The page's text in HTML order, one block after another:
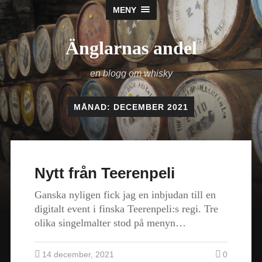
MENY
Änglarnas andel
en blogg om whisky
MÅNAD: DECEMBER 2021
Nytt från Teerenpeli
Ganska nyligen fick jag en inbjudan till en
digitalt event i finska Teerenpeli:s regi. Tre
olika singelmalter stod på menyn…
14 december, 2021 0